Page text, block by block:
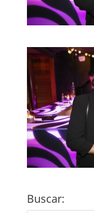
Buscar: